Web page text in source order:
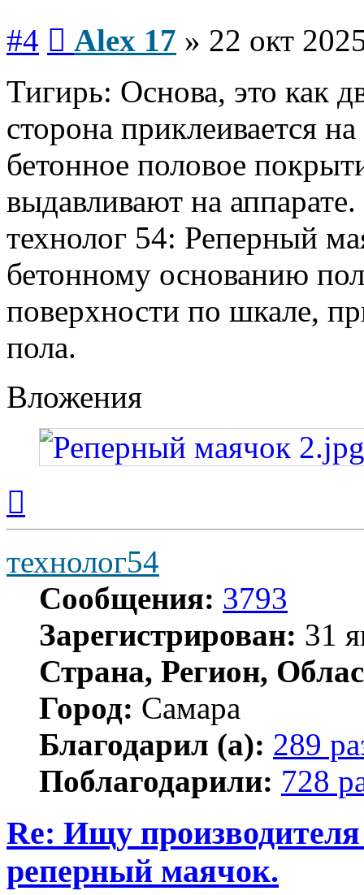
#4 Alex 17 » 22 окт
Тигирь: Основа, это как
сторона приклеивается
бетонное половое
выдавливают на аппарате.
технолог 54: Реперный
бетонному основанию
поверхности по шкале,
пола.
Вложения
началу
технолог54
Сообщения: 3793
Зарегистрирован: 31
Страна, Регион,
Город: Самара
Благодарил (а): 289
Поблагодарили: 728
Re: Ищу
реперный маячок.